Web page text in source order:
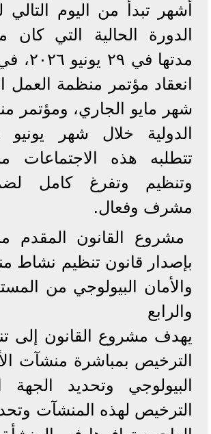
أشهر تبدأ من اليوم التالي
الدورة الحالية التي كان
مدتها
انعقاد مؤتمر منظمة العمل
شهر مايو الجاري، ومؤتمر
تتطلبه هذه الاجتماعات
وتنظيم وتفرغ كامل
مشرف وفعال.
مشروع القانون المقدم
بإصدار قانون تنظيم نشاط
والأمان البيولوجي من
والرابع
يهدف مشروع القانون إلى
الترخيص بمباشرة منشآت
البيولوجي وتحديد الجهة
الترخيص لهذه المنشآت